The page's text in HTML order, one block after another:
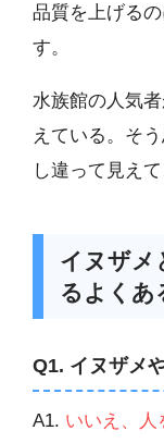
品質を上げる
す。
水族館の人気
えている。そ
し違って見え
イヌザメ
るよくあ
Q1. イヌザメ
A1. いいえ、人